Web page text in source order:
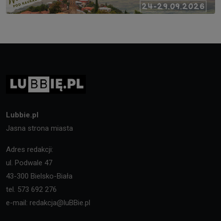
Lubbie.pl
Jasna strona miasta
Adres redakcji:
ul. Podwale 47
43-300 Bielsko-Biała
tel. 573 692 276
e-mail: redakcja@luBBie.pl